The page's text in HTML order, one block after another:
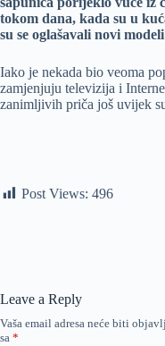
tokom dana, kada su u
su se oglašavali novi
Iako je nekada bio veoma
zamjenjuju televizija i
zanimljivih priča još uvijek
Post Views: 496
Leave a Reply
Vaša email adresa neće biti
sa *